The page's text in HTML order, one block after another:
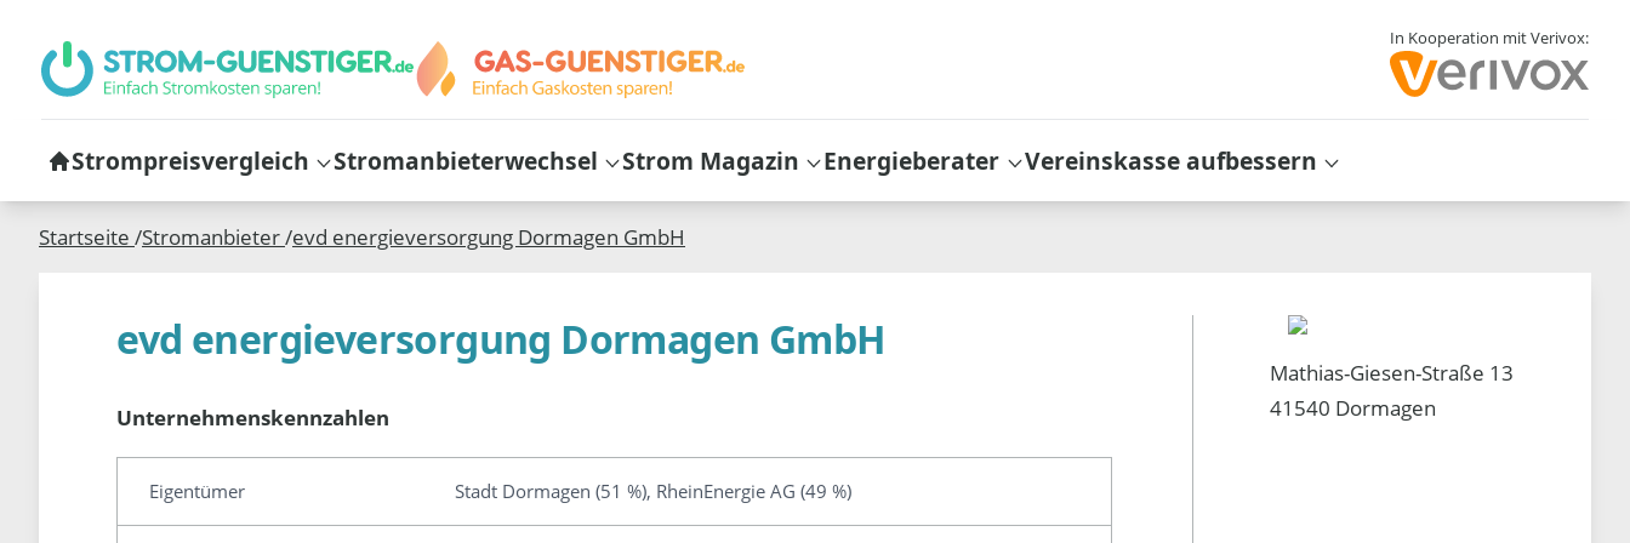
In Kooperation mit Verivox:
Strompreisvergleich Stromanbieterwechsel Strom Magazin Energieberater Vereinskasse aufbessern
Startseite /Stromanbieter/evd energieversorgung Dormagen GmbH
evd energieversorgung Dormagen GmbH
Unternehmenskennzahlen
Eigentümer Stadt Dormagen (51 %), RheinEnergie AG (49 %)
Mathias-Giesen-Straße 13
41540 Dormagen